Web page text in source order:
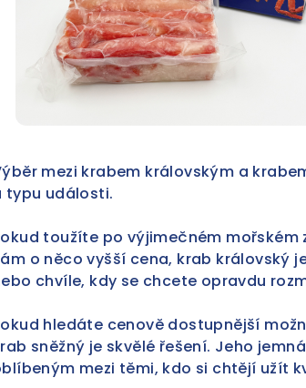
mezi krabem královským a
typu události.
toužíte po výjimečném
o něco vyšší cena, krab královský
chvíle, kdy se chcete opravdu
hledáte cenově dostupnější
sněžný je skvělé řešení. Jeho
mezi těmi, kdo si chtějí užít